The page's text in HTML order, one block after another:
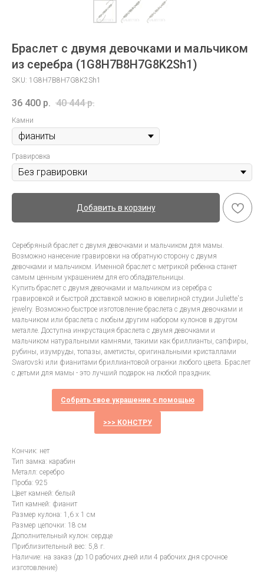
Браслет с двумя девочками и мальчиком
из серебра (1G8H7B8H7G8K2Sh1)
SKU: 1G8H7B8H7G8K2Sh1
36 400 р. 40 444 р.
Камни
Гравировка
Добавить в корзину
Серебряный браслет с двумя девочками и мальчиком для мамы.
Возможно нанесение гравировки на обратную сторону с двумя
девочками и мальчиком. Именной браслет с метрикой ребенка станет
самым ценным украшением для его обладательницы.
Купить браслет с двумя девочками и мальчиком из серебра с
гравировкой и быстрой доставкой можно в ювелирной студии Juliette's
jewelry. Возможно быстрое изготовление браслета с двумя девочками и
мальчиком или браслета с любым другим набором кулонов в другом
металле. Доступна инкрустация браслета с двумя девочками и
мальчиком натуральными камнями, такими как бриллианты, сапфиры,
рубины, изумруды, топазы, аметисты, оригинальными кристаллами
Swarovski или фианитами бриллиантовой огранки любого цвета. Браслет
с детьми для мамы - это лучший подарок на любой праздник.
Собрать свое украшение с помощью
>>> КОНСТРУ
Кончик: нет
Тип замка: карабин
Металл: серебро
Проба: 925
Цвет камней: белый
Тип камней: фианит
Размер кулона: 1,6 х 1 см
Размер цепочки: 18 см
Дополнительный кулон: сердце
Приблизительный вес: 5,8 г.
Наличие: на заказ (до 10 рабочих дней или 4 рабочих дня срочное
изготовление)